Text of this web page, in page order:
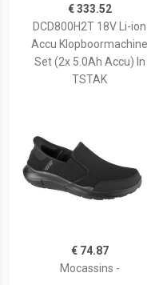
€ 333.52
DCD800H2T 18V Li-ion
Accu Klopboormachine
Set (2x 5.0Ah Accu) In
TSTAK
€ 74.87
Mocassins -